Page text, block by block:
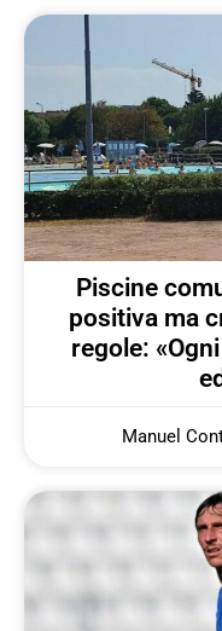
Piscine
positiva ma
regole:
Manuel